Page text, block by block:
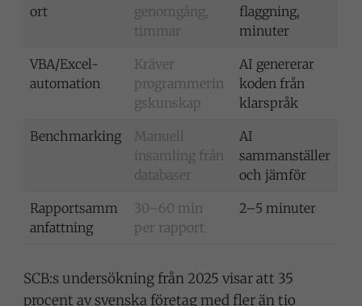
ort
genomgång,
timmar
flaggning,
minuter
VBA/Excel-
automation
Kräver
programmerin
gskunskap
AI genererar
koden från
klarspråk
Benchmarking
Manuell
insamling från
databaser
AI
sammanställer
och jämför
Rapportsamm
anfattning
30–60 min
per rapport
2–5 minuter
SCB:s undersökning från 2025 visar att 35
procent av svenska företag med fler än tio